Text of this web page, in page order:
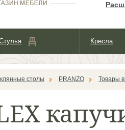
Кресла
столы PRANZO Товары